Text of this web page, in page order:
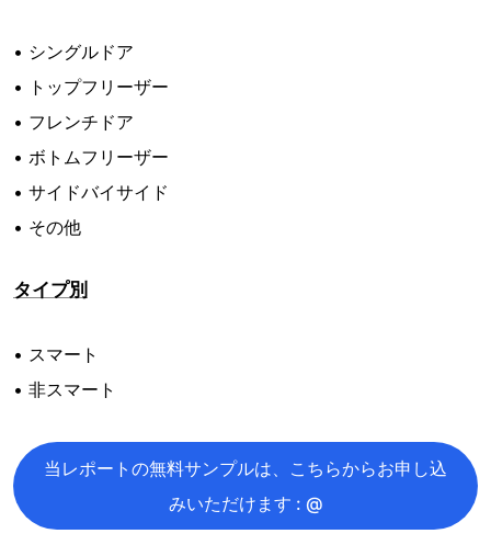
• シングルドア
• トップフリーザー
• フレンチドア
• ボトムフリーザー
• サイドバイサイド
• その他
タイプ別
• スマート
• 非スマート
当レポートの無料サンプルは、こちらからお申し込
みいただけます : @